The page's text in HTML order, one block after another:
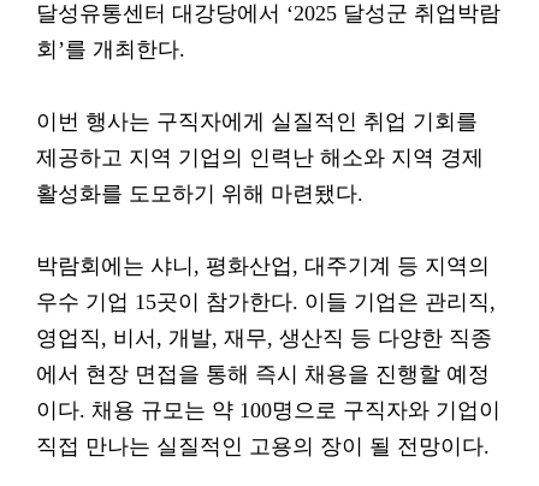
달성유통센터 대강당에서 ‘2025 달성군 취업박람
회’를 개최한다.
이번 행사는 구직자에게 실질적인 취업 기회를
제공하고 지역 기업의 인력난 해소와 지역 경제
활성화를 도모하기 위해 마련됐다.
박람회에는 샤니, 평화산업, 대주기계 등 지역의
우수 기업 15곳이 참가한다. 이들 기업은 관리직,
영업직, 비서, 개발, 재무, 생산직 등 다양한 직종
에서 현장 면접을 통해 즉시 채용을 진행할 예정
이다. 채용 규모는 약 100명으로 구직자와 기업이
직접 만나는 실질적인 고용의 장이 될 전망이다.